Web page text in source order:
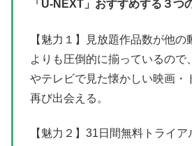
「U-NEXT」おすすめする３つ
【魅力１】見放題作品数が他の
よりも圧倒的に揃っているので
やテレビで見た懐かしい映画・
再び出会える。
【魅力２】31日間無料トライ